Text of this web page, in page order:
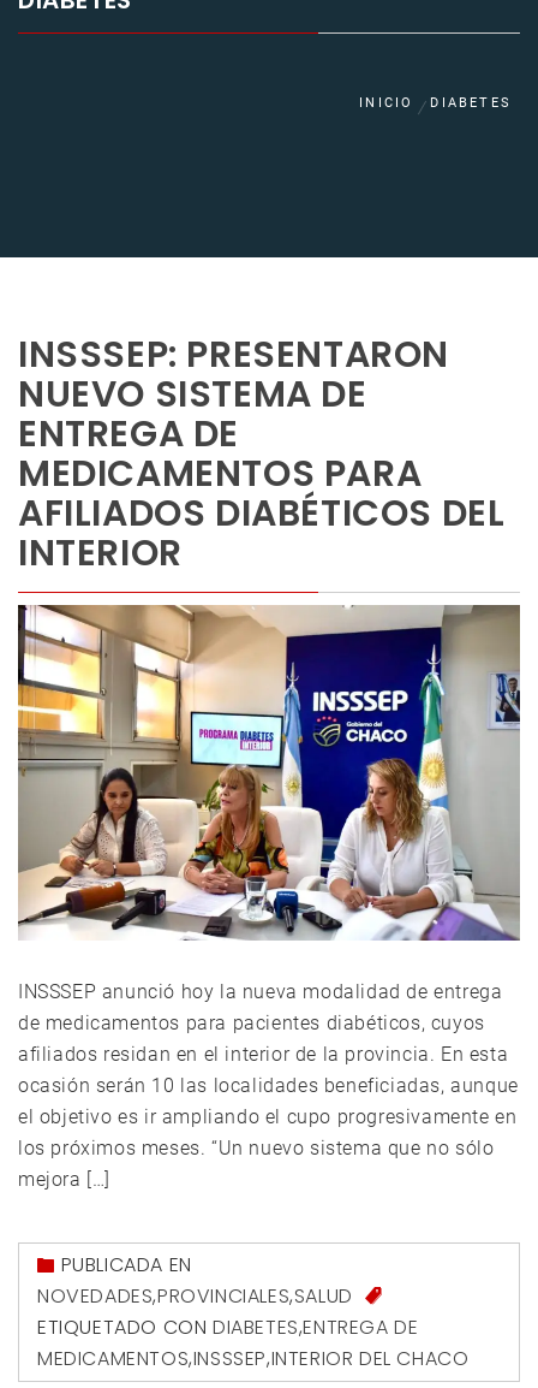
INICIO DIABETES
INSSSEP: PRESENTARON
NUEVO SISTEMA DE
ENTREGA DE
MEDICAMENTOS PARA
AFILIADOS DIABÉTICOS DEL
INTERIOR
INSSSEP anunció hoy la nueva modalidad de entrega
de medicamentos para pacientes diabéticos, cuyos
afiliados residan en el interior de la provincia. En esta
ocasión serán 10 las localidades beneficiadas, aunque
el objetivo es ir ampliando el cupo progresivamente en
los próximos meses. “Un nuevo sistema que no sólo
mejora […]
PUBLICADA EN
NOVEDADES,PROVINCIALES,SALUD
ETIQUETADO CON DIABETES,ENTREGA DE
MEDICAMENTOS,INSSSEP,INTERIOR DEL CHACO